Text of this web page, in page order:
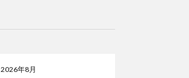
2026年8月